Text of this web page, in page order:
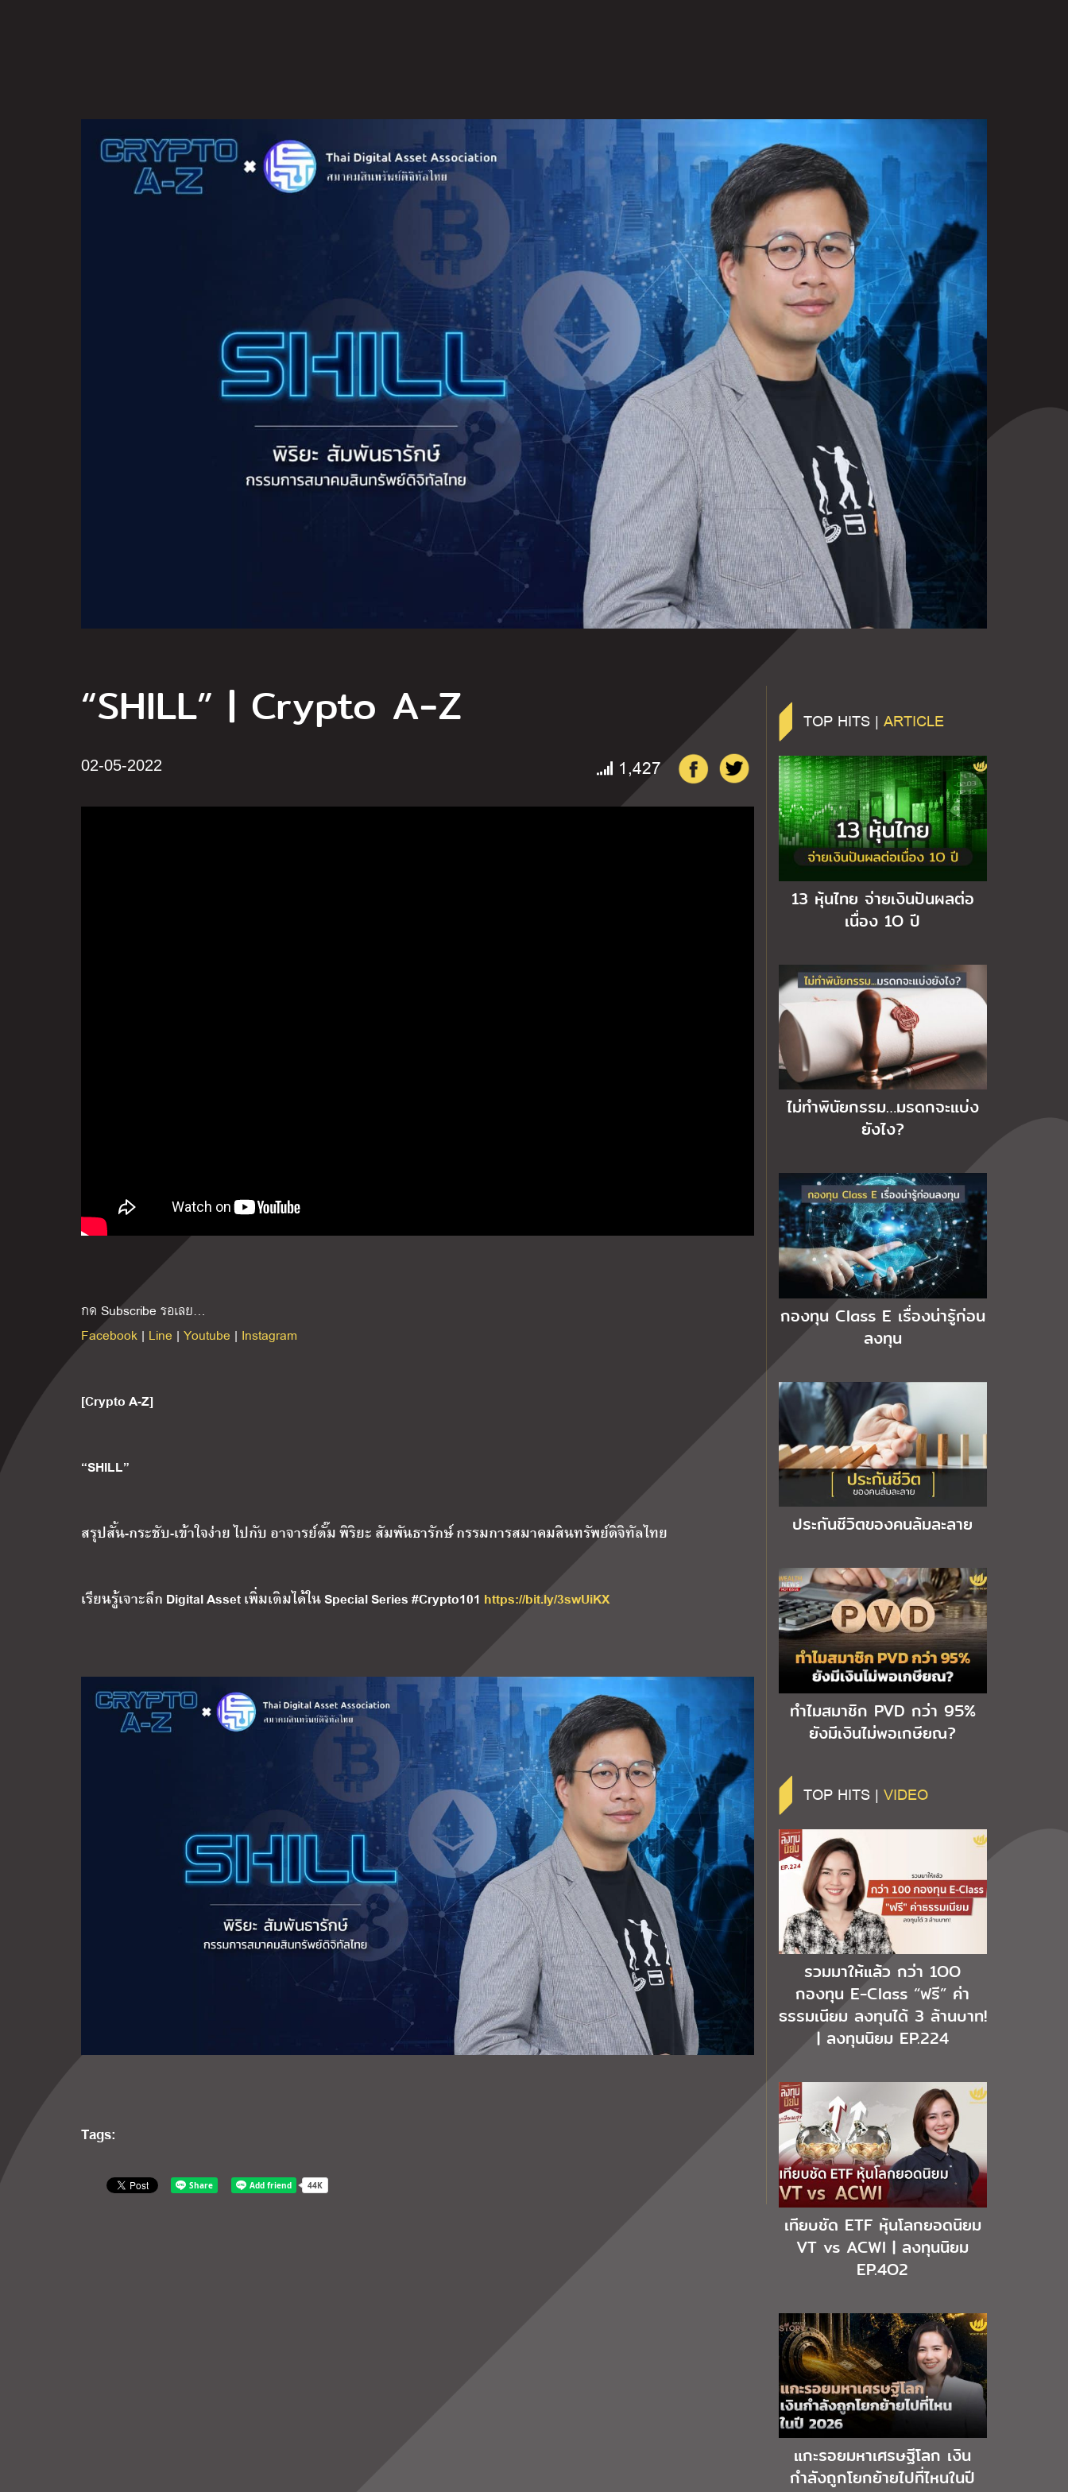
“SHILL” | Crypto A-Z
02-05-2022 1,427
กด Subscribe รอเลย…
Facebook | Line | Youtube | Instagram
[Crypto A-Z]
“SHILL”
สรุปสั้น-กระชับ-เข้าใจง่าย ไปกับ อาจารย์ตั๊ม พิริยะ สัมพันธารักษ์ กรรมการสมาคมสินทรัพย์ดิจิทัลไทย
เรียนรู้เจาะลึก Digital Asset เพิ่มเติมได้ใน Special Series #Crypto101 https://bit.ly/3swUiKX
Tags:
TOP HITS | ARTICLE
13 หุ้นไทย จ่ายเงินปันผลต่อ
เนื่อง 1O ปี
ไม่ทำพินัยกรรม…มรดกจะแบ่ง
ยังไง?
กองทุน Class E เรื่องน่ารู้ก่อน
ลงทุน
ประกันชีวิตของคนล้มละลาย
ทำไมสมาชิก PVD กว่า 95%
ยังมีเงินไม่พอเกษียณ?
TOP HITS | VIDEO
รวมมาให้แล้ว กว่า 1OO
กองทุน E-Class “ฟรี” ค่า
ธรรมเนียม ลงทุนได้ 3 ล้านบาท!
| ลงทุนนิยม EP.224
เทียบชัด ETF หุ้นโลกยอดนิยม
VT vs ACWI | ลงทุนนิยม
EP.4O2
แกะรอยมหาเศรษฐีโลก เงิน
กำลังถูกโยกย้ายไปที่ไหนในปี